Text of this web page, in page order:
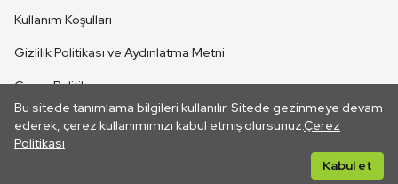
Bu sitede tanımlama bilgileri kullanılır. Sitede gezinmeye devam
ederek, çerez kullanımımızı kabul etmiş olursunuz.Çerez
Politikası
Kabul et
CANLI YAYINLAR
Kullanım Koşulları
Gizlilik Politikası ve Aydınlatma Metni
Çerez Politikası
İletişim
Her hakkı saklıdır. ©2026 TRT. Bağlantı yoluyla gidilen dış